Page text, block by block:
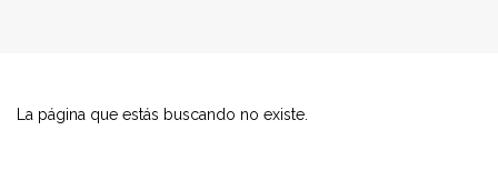
La página que estás buscando no existe.